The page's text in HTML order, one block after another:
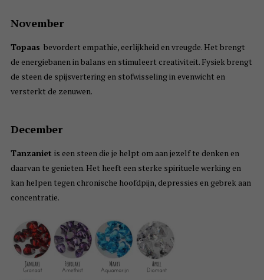
November
Topaas bevordert empathie, eerlijkheid en vreugde. Het brengt
de energiebanen in balans en stimuleert creativiteit. Fysiek brengt
de steen de spijsvertering en stofwisseling in evenwicht en
versterkt de zenuwen.
December
Tanzaniet is een steen die je helpt om aan jezelf te denken en
daarvan te genieten. Het heeft een sterke spirituele werking en
kan helpen tegen chronische hoofdpijn, depressies en gebrek aan
concentratie.